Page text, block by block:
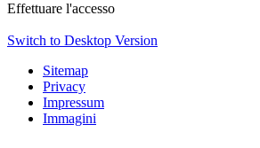
Effettuare l'accesso
Switch to Desktop Version
Sitemap
Privacy
Impressum
Immagini